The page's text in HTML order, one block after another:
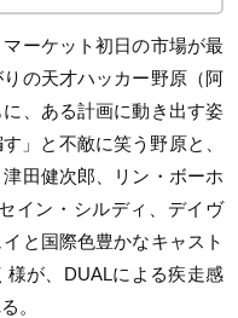
ーケット初日の市場が最
の天才ハッカー野原（阿
、ある計画に動き出す姿
」と不敵に笑う野原と、
田健次郎、リン・ボーホ
イン・シルディ、デイヴ
と国際色豊かなキャスト
が、DUALによる疾走感
。